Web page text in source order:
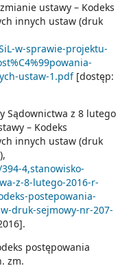
ustawy – Kodeks
innych ustaw (druk
w-sprawie-projektu-
ustaw-1.pdf[dostęp:
Sądownictwa z 8 lutego
– Kodeks
innych ustaw (druk
4,stanowisko-
z-8-lutego-2016-r-
postepowania-
druk-sejmowy-nr-207-
postępowania
zm.